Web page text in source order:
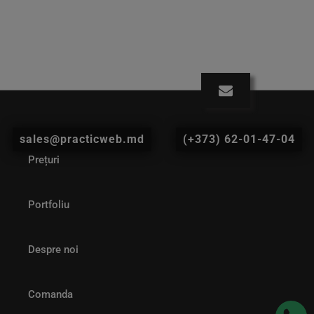
sales@practicweb.md (+373) 62-01-47-04
Prețuri
Portfoliu
Despre noi
Comanda